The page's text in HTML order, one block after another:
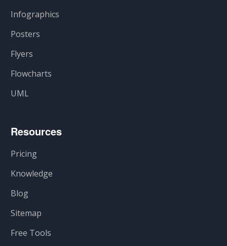
Infographics
Posters
Flyers
Flowcharts
UML
Resources
Pricing
Knowledge
Blog
Sitemap
Free Tools